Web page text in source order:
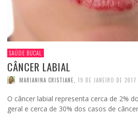
SAÚDE BUCAL
CÂNCER LABIAL
MARIANINA CRISTIANE, 19 DE JANEIRO DE 2017
O câncer labial representa cerca de 2%
geral e cerca de 30% dos casos de